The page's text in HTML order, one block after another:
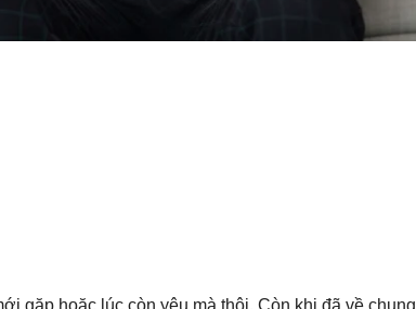
gặp hoặc lúc còn yêu mà thôi. Còn khi đã về chung